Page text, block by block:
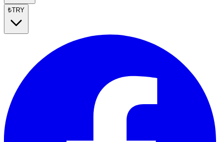
₺TRY